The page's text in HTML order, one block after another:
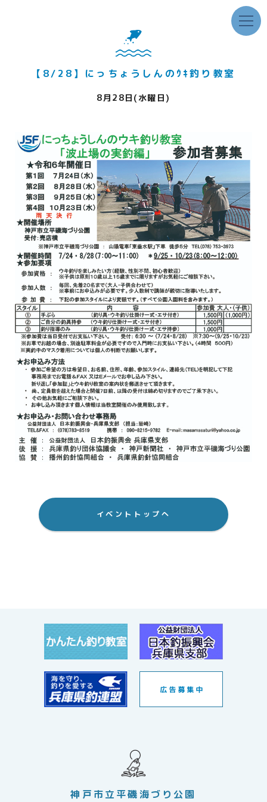
【8/28】にっちょうしんのｳｷ釣り教室
8月28日(水曜日)
イベントトップへ
神戸市立平磯海づり公園